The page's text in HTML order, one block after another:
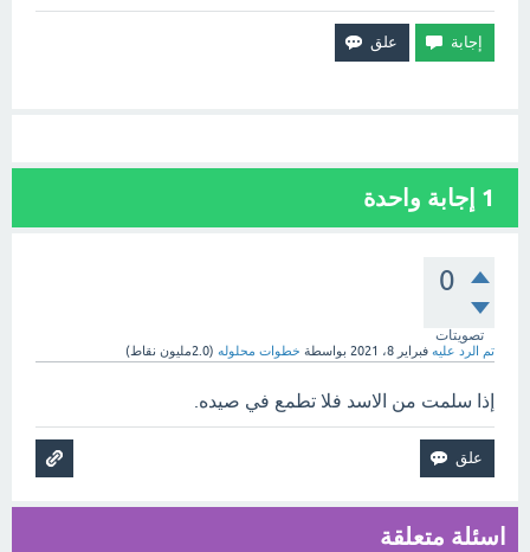
1 إجابة واحدة
0
تصويتات
تم الرد عليه فبراير 8، 2021 بواسطة خطوات محلوله (2.0مليون نقاط)
إذا سلمت من الاسد فلا تطمع في صيده.
اسئلة متعلقة